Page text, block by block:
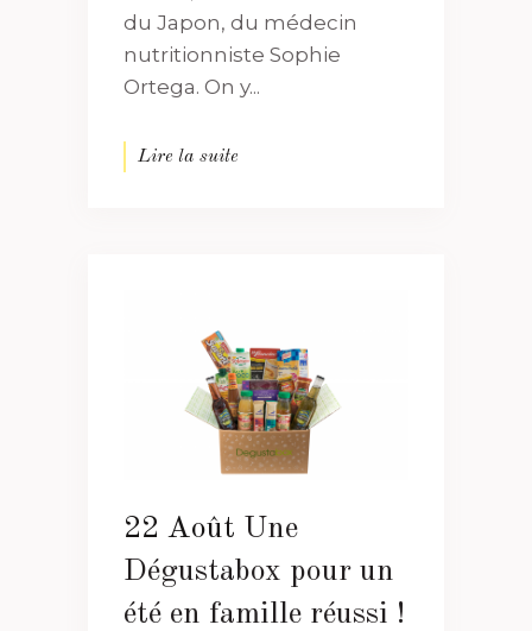
du Japon, du médecin
nutritionniste Sophie
Ortega. On y...
Lire la suite
22 Août Une
Dégustabox pour un
été en famille réussi !